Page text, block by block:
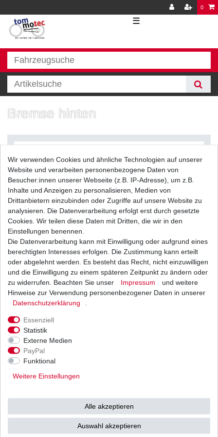
0
☰
Bremse hinten
Filter
Bremsbeläge EBC FA 174 HH FA174HH Sinter
Bremsklötze hinten
UVP 46,20 € 31,62 € *
1 Satz | 31,62 € / Satz
inkl. ges. MwSt. zzgl.
Versand
Ab einem Warenwert von
500 Euro versenden wir
53783 Eitorf (
unbedingt Termin
Wir verwenden Cookies und ähnliche Technologien auf unserer
Website und verarbeiten personenbezogene Daten von
Besucher:innen unserer Webseite (z.B. IP-Adresse), um z.B.
Inhalte und Anzeigen zu personalisieren, Medien von
Drittanbietern einzubinden oder Zugriffe auf unsere Website zu
analysieren. Die Datenverarbeitung erfolgt erst durch gesetzte
Cookies. Wir teilen diese Daten mit Dritten, die wir in den
Einstellungen benennen.
Die Datenverarbeitung kann mit Einwilligung oder aufgrund eines
berechtigten Interesses erfolgen. Die Zustimmung kann erteilt
oder abgelehnt werden. Es besteht das Recht, nicht einzuwilligen
und die Einwilligung zu einem späteren Zeitpunkt zu ändern oder
zu widerrufen. Beachten Sie unser
Impressum
und weitere
Hinweise zur Verwendung personenbezogener Daten in unserer
Daten­schutz­erklärung
Essenziell
Statistik
Externe Medien
PayPal
Funktional
Weitere Einstellungen
Alle akzeptieren
Auswahl akzeptieren